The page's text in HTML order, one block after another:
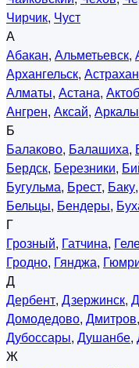
Чирчик, Чуст
А
Абакан, Альметьевск,
Архангельск,
Алматы, Астана,
Ангрен, Аксай,
Б
Балаково, Балашиха,
Бердск, Березники,
Бугульма, Брест, Баку,
Бельцы, Бендеры,
Г
Грозный, Гатчина,
Гродно, Гянджа,
Д
Дербент, Дзержинск,
Домодедово, Дмитров,
Дубоссары, Душанбе,
Ж